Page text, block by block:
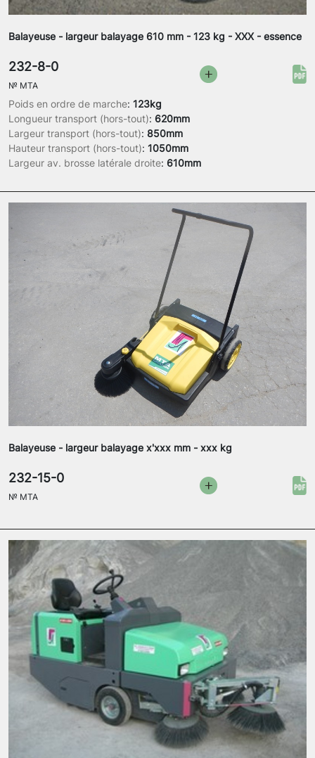
Balayeuse - largeur balayage 610 mm - 123 kg - XXX - essence
Poids en ordre de marche: 123kg
Longueur transport (hors-tout): 620mm
Largeur transport (hors-tout): 850mm
Hauteur transport (hors-tout): 1050mm
Largeur av. brosse latérale droite: 610mm
232-8-0
№ MTA
Balayeuse - largeur balayage x'xxx mm - xxx kg
232-15-0
№ MTA